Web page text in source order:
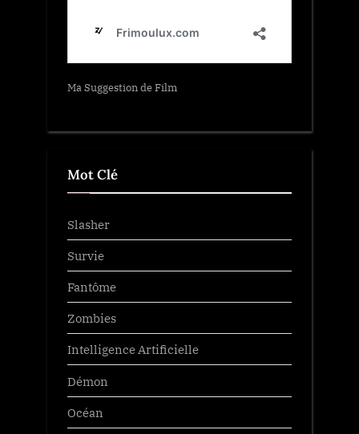
Ma Suggestion de Film
Mot Clé
Slasher
Survie
Fantôme
Zombies
Intelligence Artificielle
Démon
Océan